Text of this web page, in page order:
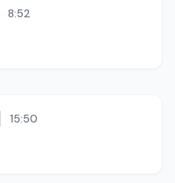
8:52
15:50